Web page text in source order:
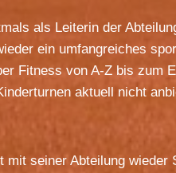
als Leiterin der
ein umfangreiches
Fitness von A-Z bis zum
aktuell nicht
mit seiner Abteilung